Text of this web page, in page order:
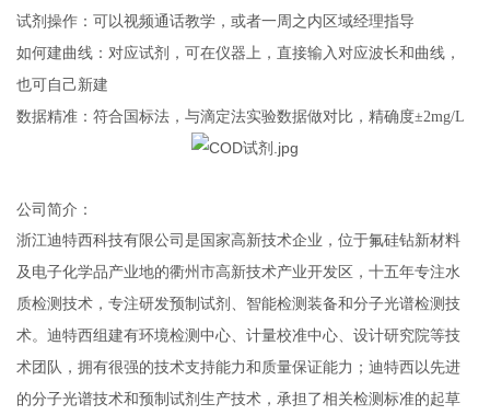
试剂操作：可以视频通话教学，或者一周之内区域经理指导
如何建曲线：对应试剂，可在仪器上，直接输入对应波长和曲线，
也可自己新建
数据精准：符合国标法，与滴定法实验数据做对比，精确度±2mg/L
公司简介：
浙江迪特西科技有限公司是国家高新技术企业 ，位于氟硅钻新材料
及电子化学品产业地的衢州市高新技术产业开发区 ，十五年专注水
质检测技术 ，专注研发预制试剂、智能检测装备和分子光谱检测技
术。迪特西组建有环境检测中心 、计量校准中心、设计研究院等技
术团队 ，拥有很强的技术支持能力和质量保证能力 ；迪特西以先进
的分子光谱技术和预制试剂生产技术 ，承担了相关检测标准的起草